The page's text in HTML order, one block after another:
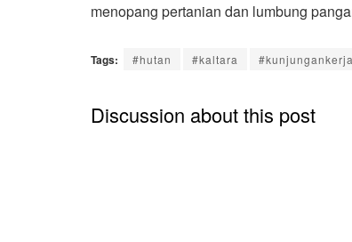
menopang pertanian dan lumbung
Tags: #hutan #kaltara #kunjungankerja
Discussion about this post